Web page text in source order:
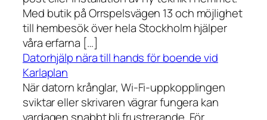
Med butik på Orrspelsvägen 13 och möjlighet
till hembesök över hela Stockholm hjälper
våra erfarna […]
Datorhjälp nära till hands för boende vid
Karlaplan
När datorn krånglar, Wi-Fi-uppkopplingen
sviktar eller skrivaren vägrar fungera kan